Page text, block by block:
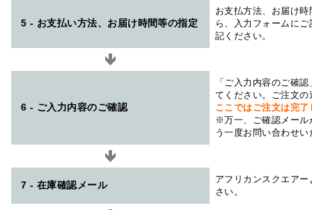
5 - お支払い方法、お届け時間等の指定
お支払方法、お届け
ら、入力フォームに
記ください。
6 - ご入力内容のご確認
「ご入力内容のご確
てください。ご注文
ここではご注文は完
※万一、ご確認メール
う一度お問い合わせ
7 - 在庫確認メール
アフリカンスクエアー
さい。